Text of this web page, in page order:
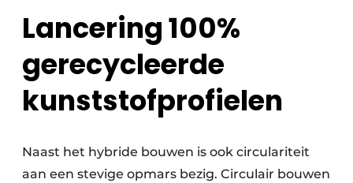
Lancering 100%
gerecycleerde
kunststofprofielen
Naast het hybride bouwen is ook circulariteit
aan een stevige opmars bezig. Circulair bouwen